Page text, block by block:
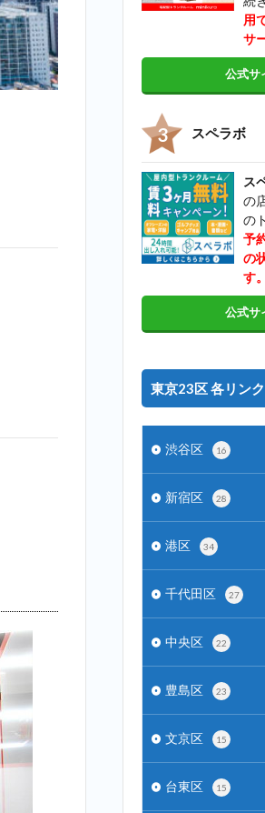
用
サ
公式サ
スペラボ
ス
の
の
予
の
す。
公式サ
東京23区 各リンク
渋谷区 16
新宿区 28
港区 34
千代田区 27
中央区 22
豊島区 23
文京区 15
台東区 15